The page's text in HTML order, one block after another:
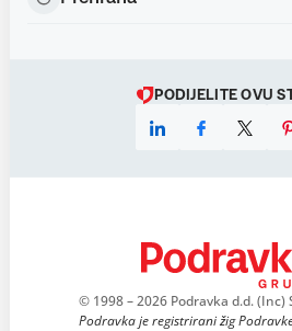
PODIJELITE OVU
© 1998 – 2026 Podravka d.d. (Inc)
Podravka je registrirani žig